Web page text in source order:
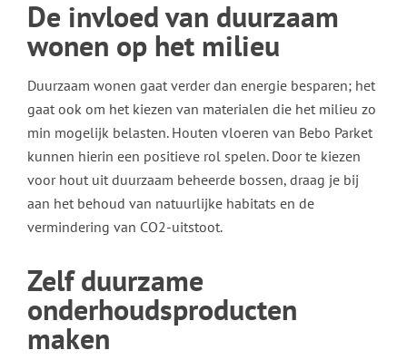
De invloed van duurzaam
wonen op het milieu
Duurzaam wonen gaat verder dan energie besparen; het
gaat ook om het kiezen van materialen die het milieu zo
min mogelijk belasten. Houten vloeren van Bebo Parket
kunnen hierin een positieve rol spelen. Door te kiezen
voor hout uit duurzaam beheerde bossen, draag je bij
aan het behoud van natuurlijke habitats en de
vermindering van CO2-uitstoot.
Zelf duurzame
onderhoudsproducten
maken